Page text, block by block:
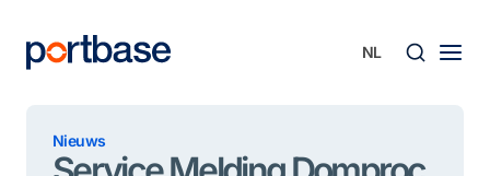
inhoud
Nieuws